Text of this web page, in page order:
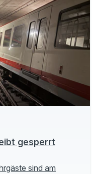
gesperrt
sind am